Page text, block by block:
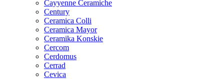
Cayyenne Ceramiche
Century
Ceramica Colli
Ceramica Mayor
Ceramika Konskie
Cercom
Cerdomus
Cerrad
Cevica